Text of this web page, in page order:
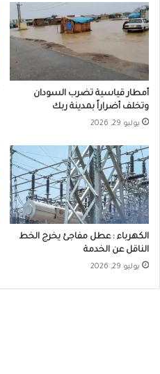
أمطار قياسية تضرب السودان
وتخلف أضراراً بمدينة ربك
يوليو 29, 2026
الكهرباء : عطل مفاجئ يخرج الخط
الناقل عن الخدمة
يوليو 29, 2026